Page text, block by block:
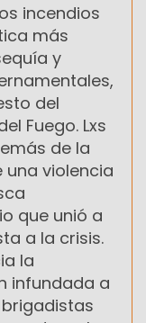
incendios
más
y
del
Fuego. Lxs
de la
violencia
que unió a
a la crisis.
la
infundada a